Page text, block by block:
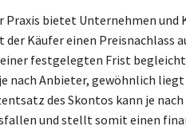
Praxis bietet Unternehmen
Käufer einen Preisnachlass
festgelegten Frist
Anbieter, gewöhnlich liegt
des Skontos kann je nach
und stellt somit einen